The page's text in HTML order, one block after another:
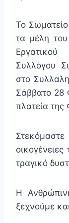
Το
τα μέλη
Συλλόγου
στο
Σάββατο 28
πλατεία της
τραγικό
Η
ξεχνούμε